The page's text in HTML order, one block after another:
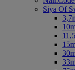
Siya Of